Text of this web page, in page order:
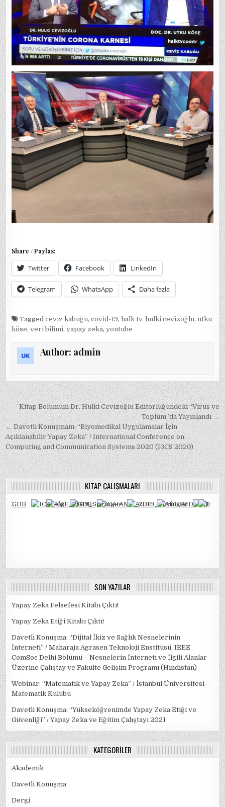
Share / Paylas:
Twitter Facebook LinkedIn
Telegram WhatsApp Daha fazla
Taggedceviz kabuğu,covid-19,halk tv,hulki cevizoğlu, utku
köse,veri bilimi,yapay zeka,youtube
Author: admin
Yazı
gezinmesi
Kitap Bölümüm Dr. Hulki Cevizoğlu Editörlüğündeki “Virüs ve
Toplum”da Yayınlandı →
← Davetli Konuşmam: “Biyomedikal Uygulamalar İçin
Açıklanabilir Yapay Zeka” / International Conference on
Computing and Communication Systems 2020 (I3CS 2020)
KITAP ÇALIŞMALARI
SON YAZILAR
Yapay Zeka Felsefesi Kitabı Çıktı!
Yapay Zeka Etiği Kitabı Çıktı!
Davetli Konuşma: “Dijital İkiz ve Sağlık Nesnelerinin
İnterneti” / Maharaja Agrasen Teknoloji Enstitüsü, IEEE
ComSoc Delhi Bölümü – Nesnelerin İnterneti ve İlgili Alanlar
Üzerine Çalıştay ve Fakülte Gelişim Programı (Hindistan)
Webinar: “Matematik ve Yapay Zeka” / İstanbul Üniversitesi –
Matematik Kulübü
Davetli Konuşma: “Yükseköğrenimde Yapay Zeka Etiği ve
Güvenliği” / Yapay Zeka ve Eğitim Çalıştayı 2021
KATEGORILER
Akademik
Davetli Konuşma
Dergi